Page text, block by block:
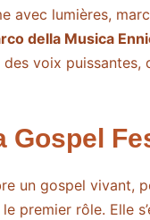
avec lumières,
della Musica
voix puissantes,
Gospel
un gospel vivant,
premier rôle. Elle